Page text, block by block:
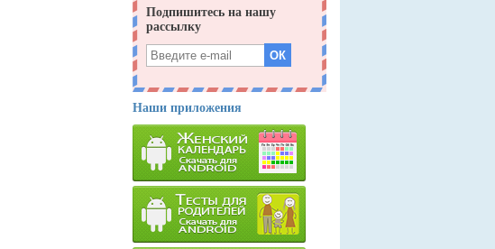
Наши приложения